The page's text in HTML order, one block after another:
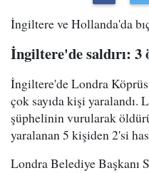
İngiltere ve Hollanda'da
İngiltere'de saldırı: 3
İngiltere'de Londra
çok sayıda kişi yaralandı.
şüphelinin vurularak
yaralanan 5 kişiden 2'si
Londra Belediye Başkanı